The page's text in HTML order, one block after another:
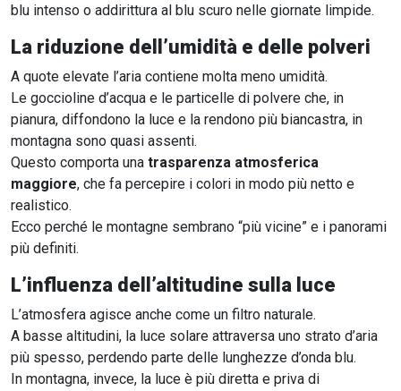
blu intenso o addirittura al blu scuro nelle giornate limpide.
La riduzione dell’umidità e delle polveri
A quote elevate l’aria contiene molta meno umidità.
Le goccioline d’acqua e le particelle di polvere che, in
pianura, diffondono la luce e la rendono più biancastra, in
montagna sono quasi assenti.
Questo comporta una trasparenza atmosferica
maggiore, che fa percepire i colori in modo più netto e
realistico.
Ecco perché le montagne sembrano “più vicine” e i panorami
più definiti.
L’influenza dell’altitudine sulla luce
L’atmosfera agisce anche come un filtro naturale.
A basse altitudini, la luce solare attraversa uno strato d’aria
più spesso, perdendo parte delle lunghezze d’onda blu.
In montagna, invece, la luce è più diretta e priva di